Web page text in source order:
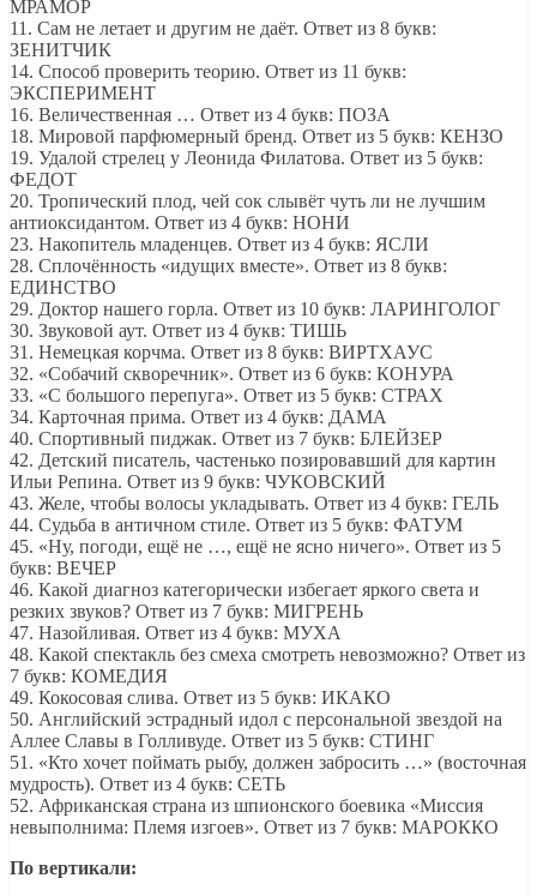
МРАМОР
11. Сам не летает и другим не даёт. Ответ из 8 букв:
ЗЕНИТЧИК
14. Способ проверить теорию. Ответ из 11 букв:
ЭКСПЕРИМЕНТ
16. Величественная … Ответ из 4 букв: ПОЗА
18. Мировой парфюмерный бренд. Ответ из 5 букв: КЕНЗО
19. Удалой стрелец у Леонида Филатова. Ответ из 5 букв:
ФЕДОТ
20. Тропический плод, чей сок слывёт чуть ли не лучшим
антиоксидантом. Ответ из 4 букв: НОНИ
23. Накопитель младенцев. Ответ из 4 букв: ЯСЛИ
28. Сплочённость «идущих вместе». Ответ из 8 букв:
ЕДИНСТВО
29. Доктор нашего горла. Ответ из 10 букв: ЛАРИНГОЛОГ
30. Звуковой аут. Ответ из 4 букв: ТИШЬ
31. Немецкая корчма. Ответ из 8 букв: ВИРТХАУС
32. «Собачий скворечник». Ответ из 6 букв: КОНУРА
33. «С большого перепуга». Ответ из 5 букв: СТРАХ
34. Карточная прима. Ответ из 4 букв: ДАМА
40. Спортивный пиджак. Ответ из 7 букв: БЛЕЙЗЕР
42. Детский писатель, частенько позировавший для картин
Ильи Репина. Ответ из 9 букв: ЧУКОВСКИЙ
43. Желе, чтобы волосы укладывать. Ответ из 4 букв: ГЕЛЬ
44. Судьба в античном стиле. Ответ из 5 букв: ФАТУМ
45. «Ну, погоди, ещё не …, ещё не ясно ничего». Ответ из 5
букв: ВЕЧЕР
46. Какой диагноз категорически избегает яркого света и
резких звуков? Ответ из 7 букв: МИГРЕНЬ
47. Назойливая. Ответ из 4 букв: МУХА
48. Какой спектакль без смеха смотреть невозможно? Ответ из
7 букв: КОМЕДИЯ
49. Кокосовая слива. Ответ из 5 букв: ИКАКО
50. Английский эстрадный идол с персональной звездой на
Аллее Славы в Голливуде. Ответ из 5 букв: СТИНГ
51. «Кто хочет поймать рыбу, должен забросить …» (восточная
мудрость). Ответ из 4 букв: СЕТЬ
52. Африканская страна из шпионского боевика «Миссия
невыполнима: Племя изгоев». Ответ из 7 букв: МАРОККО
По вертикали: